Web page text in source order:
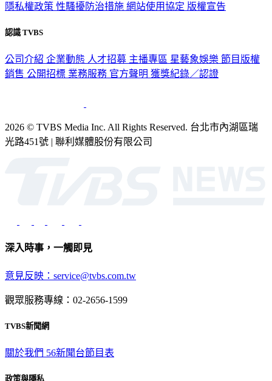
隱私權政策 性騷擾防治措施 網站使用協定 版權宣告
認識 TVBS
公司介紹 企業動態 人才招募 主播專區 星藝象娛樂 節目版權
銷售 公開招標 業務服務 官方聲明 獲獎紀錄／認證
2026 © TVBS Media Inc. All Rights Reserved. 台北市內湖區瑞
光路451號 | 聯利媒體股份有限公司
深入時事，一觸即見
意見反映：service@tvbs.com.tw
觀眾服務專線：02-2656-1599
TVBS新聞網
關於我們 56新聞台節目表
政策與隱私